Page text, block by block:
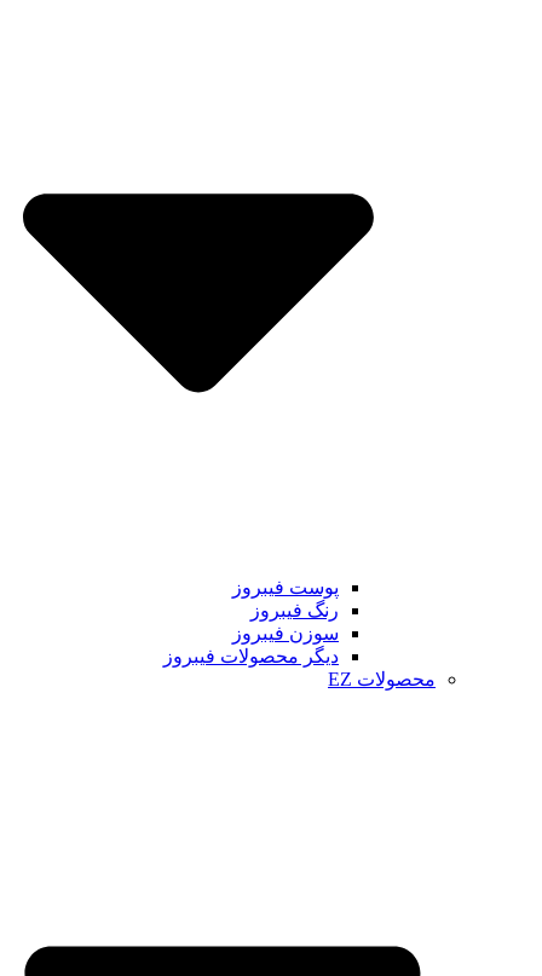
پوست فیبروز
رنگ فیبروز
سوزن فیبروز
دیگر محصولات فیبروز
محصولات EZ